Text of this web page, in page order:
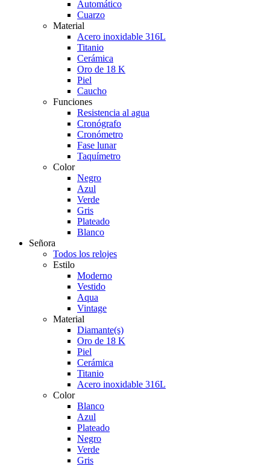
Automático
Cuarzo
Material
Acero inoxidable 316L
Titanio
Cerámica
Oro de 18 K
Piel
Caucho
Funciones
Resistencia al agua
Cronógrafo
Cronómetro
Fase lunar
Taquímetro
Color
Negro
Azul
Verde
Gris
Plateado
Blanco
Señora
Todos los relojes
Estilo
Moderno
Vestido
Aqua
Vintage
Material
Diamante(s)
Oro de 18 K
Piel
Cerámica
Titanio
Acero inoxidable 316L
Color
Blanco
Azul
Plateado
Negro
Verde
Gris